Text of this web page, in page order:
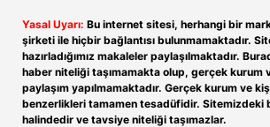
Yasal Uyarı: Bu internet sitesi, herhangi bir
şirketi ile hiçbir bağlantısı bulunmamaktadır.
hazırladığımız makaleler paylaşılmaktadır.
haber niteliği taşımamakta olup, gerçek kurum
paylaşım yapılmamaktadır. Gerçek kurum ve
benzerlikleri tamamen tesadüfidir. Sitemizdeki
halindedir ve tavsiye niteliği taşımazlar.